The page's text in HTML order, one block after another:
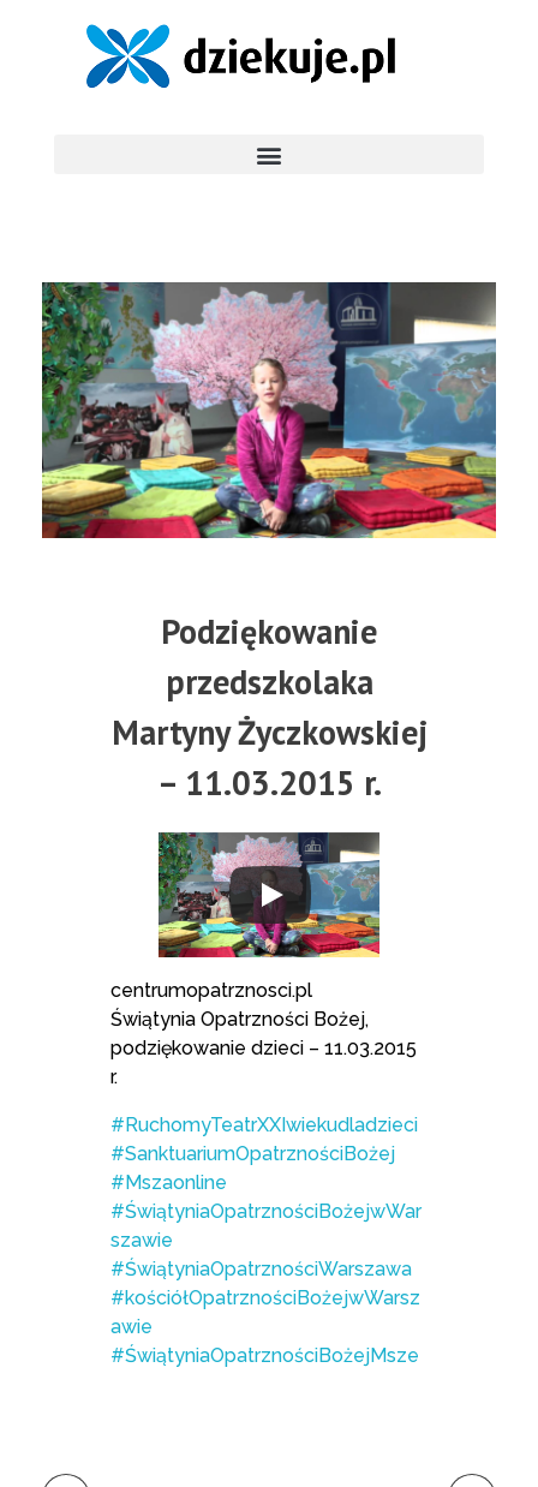
Podziękowanie
przedszkolaka
Martyny Życzkowskiej
– 11.03.2015 r.
centrumopatrznosci.pl
Świątynia Opatrzności Bożej,
podziękowanie dzieci – 11.03.2015
r.
#RuchomyTeatrXXIwiekudladzieci
#SanktuariumOpatrznościBożej
#Mszaonline
#ŚwiątyniaOpatrznościBożejwWar
szawie
#ŚwiątyniaOpatrznościWarszawa
#kościółOpatrznościBożejwWarsz
awie
#ŚwiątyniaOpatrznościBożejMsze